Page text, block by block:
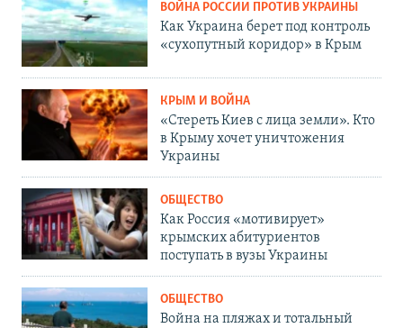
ВОЙНА РОССИИ ПРОТИВ УКРАИНЫ
Как Украина берет под контроль
«сухопутный коридор» в Крым
КРЫМ И ВОЙНА
«Стереть Киев с лица земли». Кто
в Крыму хочет уничтожения
Украины
ОБЩЕСТВО
Как Россия «мотивирует»
крымских абитуриентов
поступать в вузы Украины
ОБЩЕСТВО
Война на пляжах и тотальный